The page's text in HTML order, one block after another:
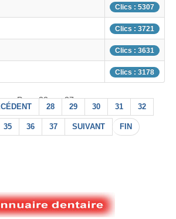
Clics : 5307
Clics : 3721
Clics : 3631
Clics : 3178
Page 33 sur 37
28 29 30 31 32
35 36 37 SUIVANT FIN